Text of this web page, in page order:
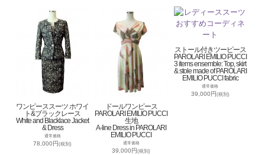
ワンピーススーツ ホワイ
ト&ブラックレース
White and Blacklace Jacket
& Dress
通常価格
78,000円(税別)
ドールワンピース
PAROLARI EMILIO PUCCI
生地
A-line Dress in PAROLARI
EMILIO PUCCI
通常価格
39,000円(税別)
ストール付きツーピース
PAROLARI EMILIO PUCCI
3 items ensemble: Top, skirt
& stole made of PAROLARI
EMILIO PUCCI fabric
通常価格
39,000円(税別)